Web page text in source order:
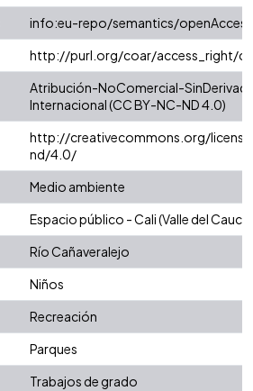
info:eu-repo/semantics/openAccess
http://purl.org/coar/access_right/
Atribución-NoComercial-
Internacional (CC BY-NC-ND 4.0)
http://creativecommons.org/
nd/4.0/
Medio ambiente
Espacio público - Cali (Valle del Cauca)
Río Cañaveralejo
Niños
Recreación
Parques
Trabajos de grado